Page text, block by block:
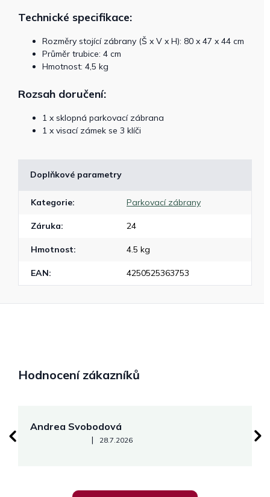
Technické specifikace:
Rozměry stojící zábrany (Š x V x H): 80 x 47 x 44 cm
Průměr trubice: 4 cm
Hmotnost: 4,5 kg
Rozsah doručení:
1 x sklopná parkovací zábrana
1 x visací zámek se 3 klíči
Doplňkové parametry
Kategorie: Parkovací zábrany
Záruka: 24
Hmotnost: 4.5 kg
EAN: 4250525363753
Hodnocení zákazníků
Andrea Svobodová
Hodnocení obchodu je 5 z 5 hvězdiček.
| 28.7.2026